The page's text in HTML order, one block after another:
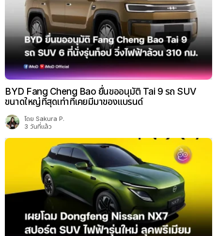
BYD Fang Cheng Bao ยื่นขออนุมัติ Tai 9 รถ SUV
ขนาดใหญ่ที่สุดเท่าที่เคยมีมาของแบรนด์
โดย Sakura P.
3 วันที่แล้ว